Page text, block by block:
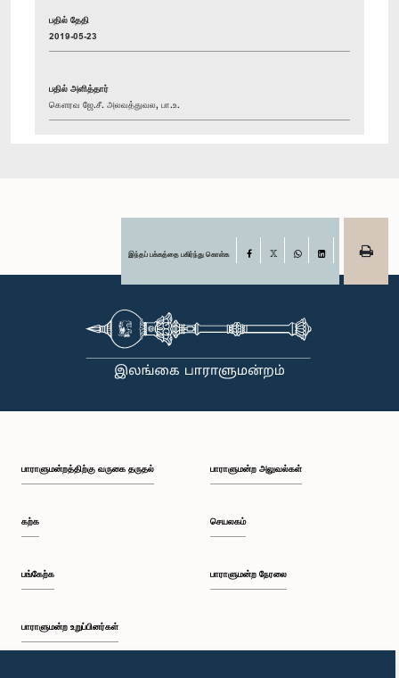
பதில் தேதி
2019-05-23
பதில் அளித்தார்
கௌரவ ஜே.சீ. அலவத்துவல, பா.உ.
இந்தப் பக்கத்தை பகிர்ந்து கொள்க Facebook
பாராளுமன்றத்திற்கு வருகை தருதல்
கற்க
பங்கேற்க
பாராளுமன்ற உறுப்பினர்கள்
பாராளுமன்ற அலுவல்கள்
செயலகம்
பாராளுமன்ற நேரலை